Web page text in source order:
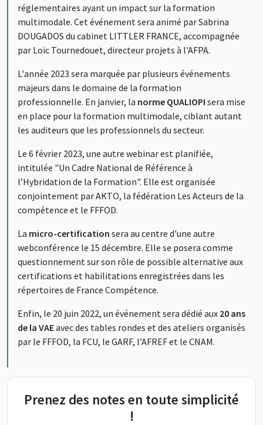
réglementaires ayant un impact sur la formation
multimodale. Cet événement sera animé par Sabrina
DOUGADOS du cabinet LITTLER FRANCE, accompagnée
par Loïc Tournedouet, directeur projets à l'AFPA.
L'année 2023 sera marquée par plusieurs événements
majeurs dans le domaine de la formation
professionnelle. En janvier, la norme QUALIOPI sera mise
en place pour la formation multimodale, ciblant autant
les auditeurs que les professionnels du secteur.
Le 6 février 2023, une autre webinar est planifiée,
intitulée "Un Cadre National de Référence à
l’Hybridation de la Formation". Elle est organisée
conjointement par AKTO, la fédération Les Acteurs de la
compétence et le FFFOD.
La micro-certification sera au centre d'une autre
webconférence le 15 décembre. Elle se posera comme
questionnement sur son rôle de possible alternative aux
certifications et habilitations enregistrées dans les
répertoires de France Compétence.
Enfin, le 20 juin 2022, un événement sera dédié aux 20 ans
de la VAEavec des tables rondes et des ateliers organisés
par le FFFOD, la FCU, le GARF, l’AFREF et le CNAM.
Prenez des notes en toute simplicité
!